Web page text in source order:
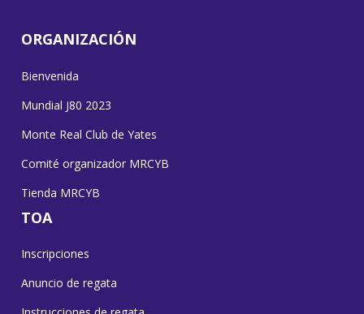
ORGANIZACIÓN
Bienvenida
Mundial J80 2023
Monte Real Club de Yates
Comité organizador MRCYB
Tienda MRCYB
TOA
Inscripciones
Anuncio de regata